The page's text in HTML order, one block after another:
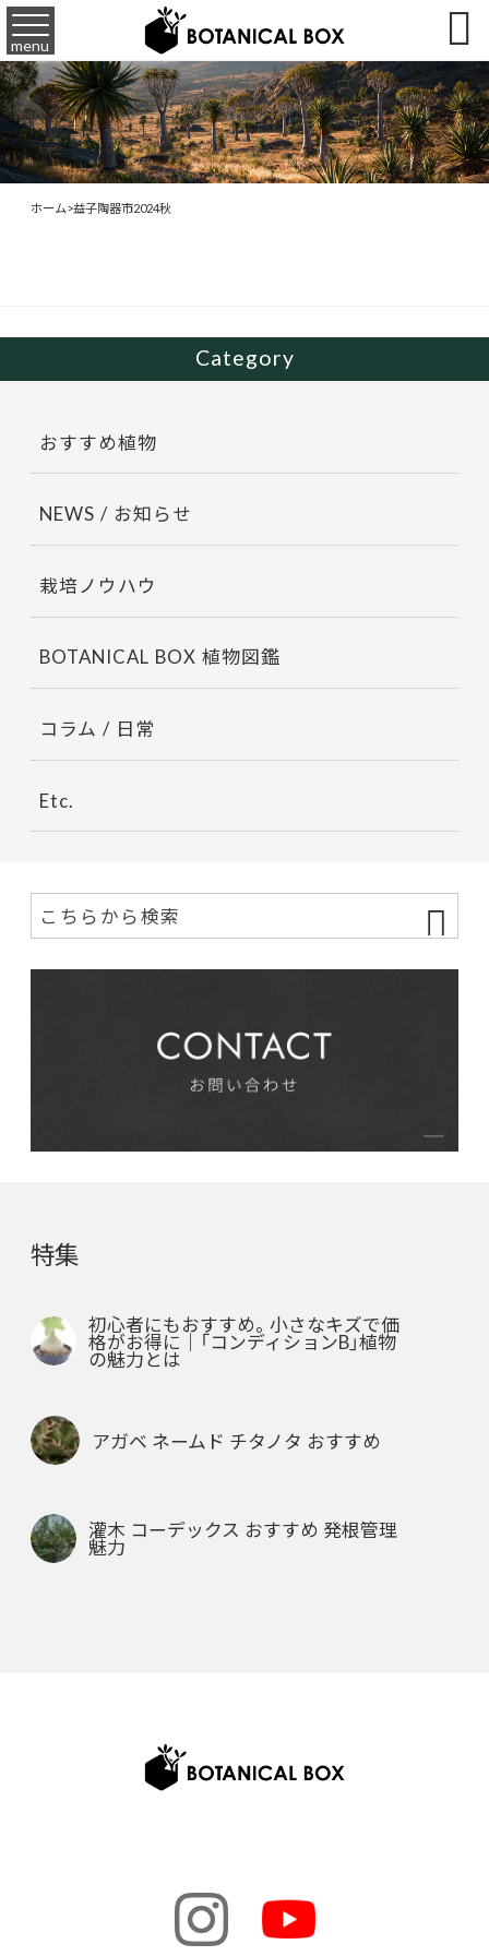
menu 
ホーム>益子陶器市2024秋
Category
おすすめ植物
NEWS / お知らせ
栽培ノウハウ
BOTANICAL BOX 植物図鑑
コラム / 日常
Etc.
特集
初心者にもおすすめ。小さなキズで価
格がお得に｜「コンディションB」植物
の魅力とは
アガベ ネームド チタノタ おすすめ
灌木 コーデックス おすすめ 発根管理
魅力